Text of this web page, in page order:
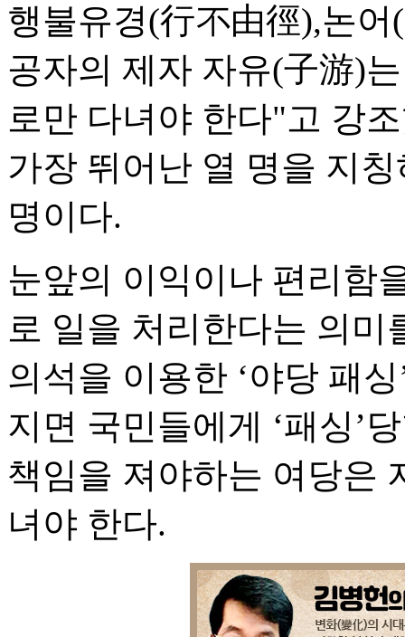
행불유경(行不由徑),논어
공자의 제자 자유(子游)
로만 다녀야 한다"고 강
가장 뛰어난 열 명을 지
명이다.
눈앞의 이익이나 편리함
로 일을 처리한다는 의미
의석을 이용한 ‘야당 패
지면 국민들에게 ‘패싱’
책임을 져야하는 여당은
녀야 한다.